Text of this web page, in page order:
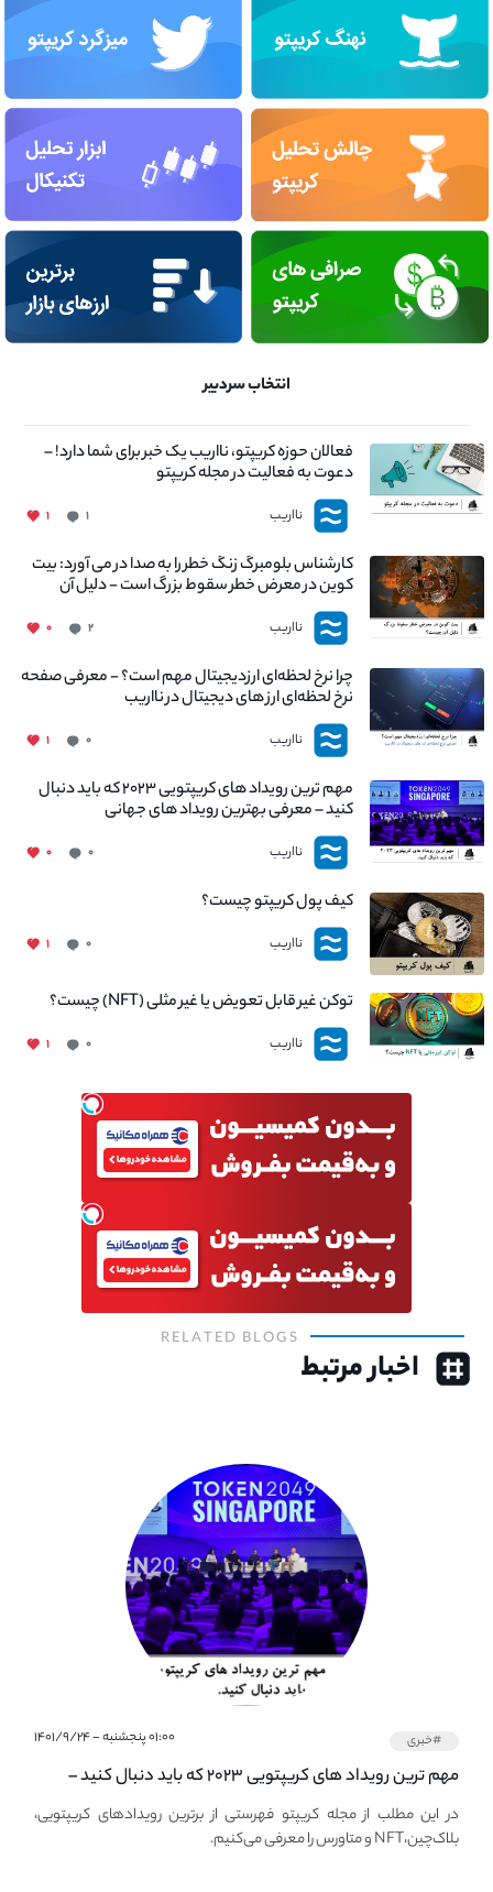
انتخاب سردبیر
فعالان حوزه کریپتو، نااریب یک خبر برای شما دارد! –
دعوت به فعالیت در مجله کریپتو
نااریب ۱ ۱
کارشناس بلومبرگ زنگ خطر را به صدا در می آورد: بیت
کوین در معرض خطر سقوط بزرگ است - دلیل آن
چیست؟
نااریب ۲ ۰
چرا نرخ لحظه‌ای ارزدیجیتال مهم است؟ - معرفی صفحه
نرخ لحظه‌ای ارز های دیجیتال در نااریب
نااریب ۰ ۱
مهم ترین رویداد های کریپتویی ۲۰۲۳ که باید دنبال
کنید – معرفی بهترین رویداد های جهانی
نااریب ۰ ۰
کیف پول کریپتو چیست؟
نااریب ۰ ۱
توکن غیر قابل تعویض یا غیر مثلی (NFT) چیست؟
نااریب ۰ ۱
RELATED BLOGS
اخبار مرتبط
#خبری ۰۱:۰۰ پنجشنبه - ۱۴۰۱/۹/۲۴
مهم ترین رویداد های کریپتویی ۲۰۲۳ که باید دنبال کنید –
معرفی بهترین رویداد های جهانی
در این مطلب از مجله کریپتو فهرستی از برترین رویدادهای کریپتویی،
بلاک‌چین،NFT و متاورس را معرفی می‌کنیم.